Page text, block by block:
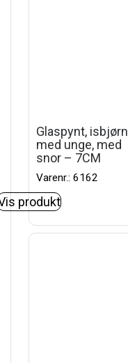
Glaspynt, isbjørn
med unge, med
snor – 7CM
Varenr.: 6162
produkt